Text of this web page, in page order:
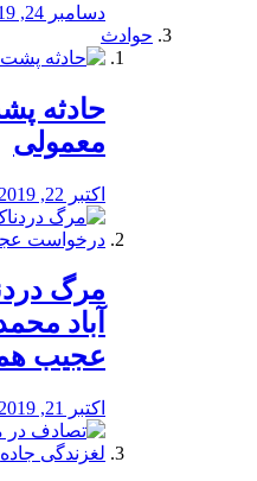
دسامبر 24, 2019
حوادث
️حادثه
معمولی
اکتبر 22, 2019
مرگ
آباد
عجیب
اکتبر 21, 2019